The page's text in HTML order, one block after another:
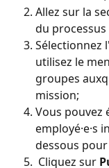
Allez sur la
du processus
Sélectionnez
utilisez le
groupes
mission;
Vous pouvez
employé·e·s
dessous
Cliquez sur